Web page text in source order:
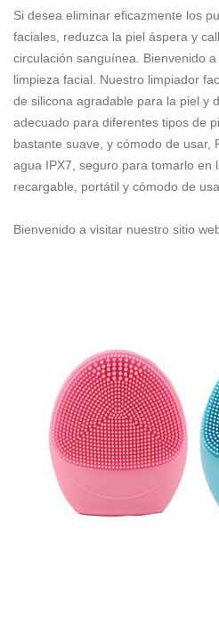
Si desea eliminar eficazmente los
faciales, reduzca la piel áspera y
circulación sanguínea. Bienvenido
limpieza facial. Nuestro limpiador
de silicona agradable para la piel y
adecuado para diferentes tipos de
bastante suave, y cómodo de usar,
agua IPX7, seguro para tomarlo en
recargable, portátil y cómodo de
Bienvenido a visitar nuestro sitio